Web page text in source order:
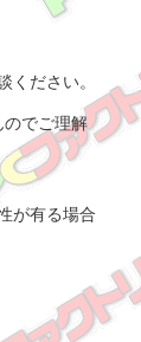
ください。
のでご理解
が有る場合